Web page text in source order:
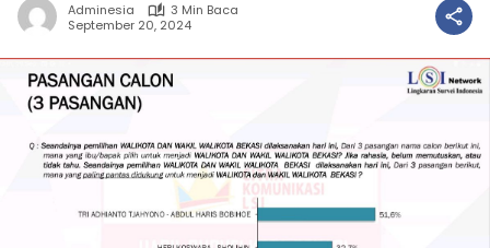
Adminesia
3 Min Baca
September 20, 2024